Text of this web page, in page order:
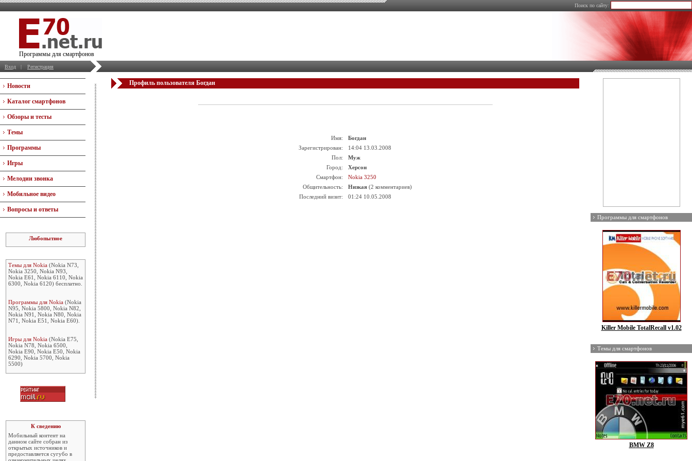
Поиск по сайту:
Программы для смартфонов
Вход | Регистрация
Новости
Каталог смартфонов
Обзоры и тесты
Темы
Программы
Игры
Мелодии звонка
Мобильное видео
Вопросы и ответы
Любопытное
Темы для Nokia (Nokia N73,
Nokia 3250, Nokia N93,
Nokia E61, Nokia 6110, Nokia
6300, Nokia 6120) бесплатно.
Программы для Nokia (Nokia
N95, Nokia 5800, Nokia N82,
Nokia N91, Nokia N80, Nokia
N71, Nokia E51, Nokia E60).
Игры для Nokia (Nokia E75,
Nokia N78, Nokia 6500,
Nokia E90, Nokia E50, Nokia
6290, Nokia 5700, Nokia
5500)
К сведению
Мобильный контент на
данном сайте собран из
открытых источников и
предоставляется сугубо в
Профиль пользователя Богдан
Имя:
Богдан
Зарегистрирован:
14:04 13.03.2008
Пол:
Муж
Город:
Херсон
Смартфон:
Nokia 3250
Общительность:
Низкая (2 комментариев)
Последний визит:
01:24 10.05.2008
Программы для смартфонов
Killer Mobile TotalRecall v1.02
Темы для смартфонов
BMW Z8